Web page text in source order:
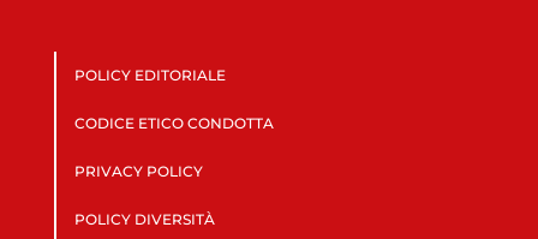
POLICY EDITORIALE
CODICE ETICO CONDOTTA
PRIVACY POLICY
POLICY DIVERSITÀ